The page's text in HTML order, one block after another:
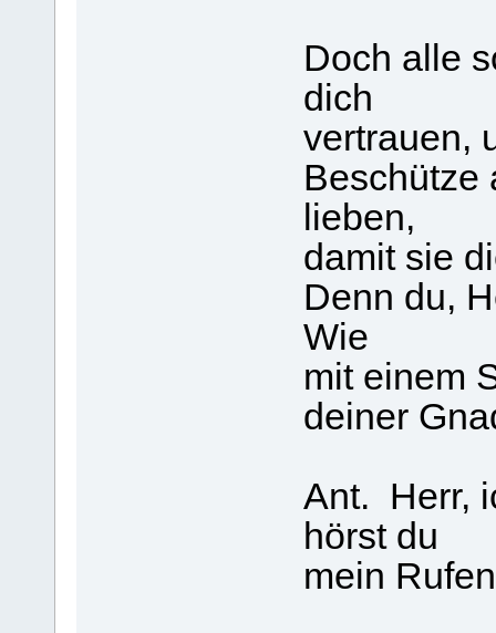
Doch alle
dich
vertrauen,
Beschütze
lieben,
damit sie
Denn du,
Wie
mit einem
deiner
Ant. Herr,
hörst du
mein